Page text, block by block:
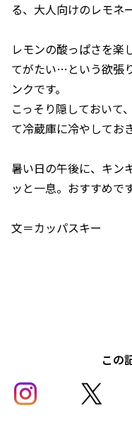
る、大人向けのレモネ
レモンの酸っぱさを楽
てがたい…という欲張
ンクです。
こっそり隠しておいて
て冷蔵庫に冷やしてお
暑い日の午後に、キン
ッと一息。おすすめで
文＝カッパスキー
この